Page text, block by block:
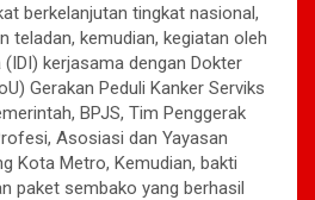
berkelanjutan tingkat nasional,
teladan, kemudian, kegiatan oleh
kerjasama dengan Dokter
Gerakan Peduli Kanker Serviks
BPJS, Tim Penggerak
Asosiasi dan Yayasan
Kota Metro, Kemudian, bakti
paket sembako yang berhasil